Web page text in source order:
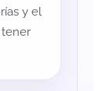
y el